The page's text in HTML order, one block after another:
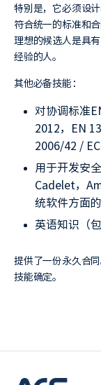
特别是，它必须设
符合统一的标准和合
理想的候选人是具
经验的人。
其他必备技能：
对协调标准
2012，EN
2006/42 /
用于开发安
Cadelet，
统软件方面的
英语知识（
提供了一份永久合
技能确定。